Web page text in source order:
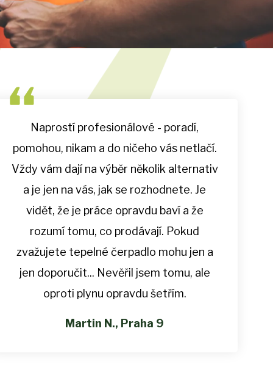
Naprostí profesionálové - poradí,
pomohou, nikam a do ničeho vás netlačí.
Vždy vám dají na výběr několik alternativ
a je jen na vás, jak se rozhodnete. Je
vidět, že je práce opravdu baví a že
rozumí tomu, co prodávají. Pokud
zvažujete tepelné čerpadlo mohu jen a
jen doporučit... Nevěřil jsem tomu, ale
oproti plynu opravdu šetřím.
Martin N., Praha 9